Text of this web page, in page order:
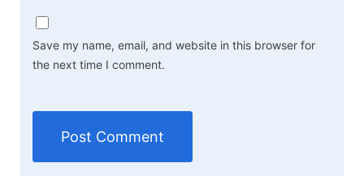
Save my name, email, and website in this browser for
the next time I comment.